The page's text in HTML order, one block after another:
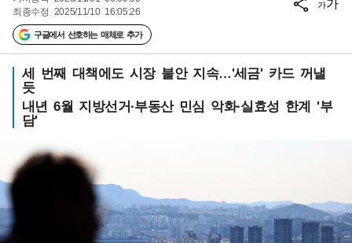
최종수정 2025/11/10 16:05:26
구글에서 선호하는 매체로 추가
가가
세 번째 대책에도 시장 불안 지속…'세금' 카드 꺼낼
듯
내년 6월 지방선거·부동산 민심 악화·실효성 한계 '부
담'